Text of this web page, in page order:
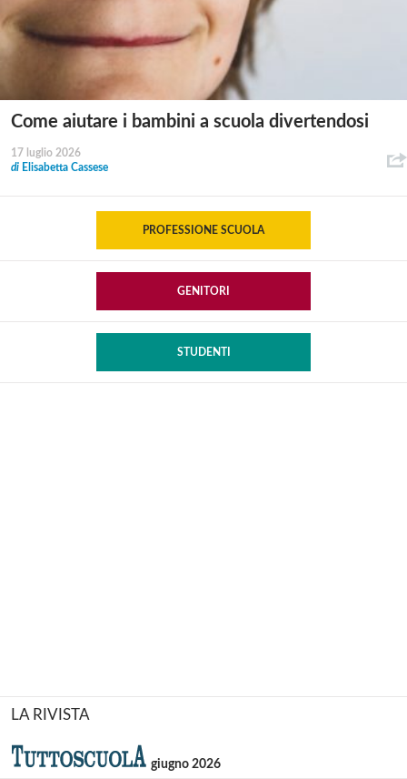
Come aiutare i bambini a scuola divertendosi
17 luglio 2026
di Elisabetta Cassese
PROFESSIONE SCUOLA
GENITORI
STUDENTI
LA RIVISTA
giugno 2026